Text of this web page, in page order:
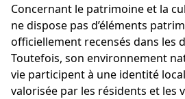
Concernant le patrimoine et la
ne dispose pas d’éléments
officiellement recensés dans les
Toutefois, son environnement
vie participent à une identité
valorisée par les résidents et les